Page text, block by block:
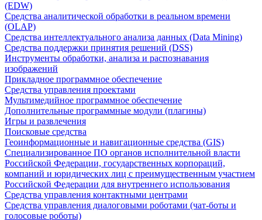
(EDW)
Средства аналитической обработки в реальном времени
(OLAP)
Средства интеллектуального анализа данных (Data Mining)
Средства поддержки принятия решений (DSS)
Инструменты обработки, анализа и распознавания
изображений
Прикладное программное обеспечение
Средства управления проектами
Мультимедийное программное обеспечение
Дополнительные программные модули (плагины)
Игры и развлечения
Поисковые средства
Геоинформационные и навигационные средства (GIS)
Специализированное ПО органов исполнительной власти
Российской Федерации, государственных корпораций,
компаний и юридических лиц с преимущественным участием
Российской Федерации для внутреннего использования
Средства управления контактными центрами
Средства управления диалоговыми роботами (чат-боты и
голосовые роботы)